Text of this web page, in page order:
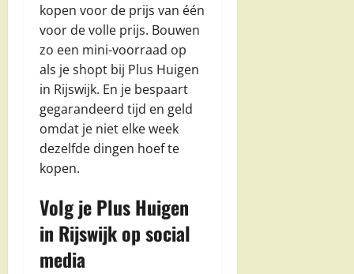
kopen voor de prijs van één
voor de volle prijs. Bouwen
zo een mini-voorraad op
als je shopt bij Plus Huigen
in Rijswijk. En je bespaart
gegarandeerd tijd en geld
omdat je niet elke week
dezelfde dingen hoef te
kopen.
Volg je Plus Huigen
in Rijswijk op social
media